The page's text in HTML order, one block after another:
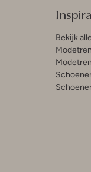
Bekijk